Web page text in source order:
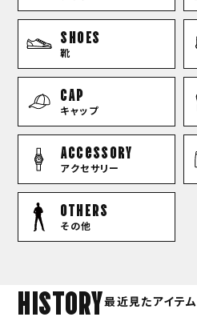
SHOES
靴
CAP
キャップ
Accessory
アクセサリー
OTHERS
その他
HISTORY最近見たアイテム